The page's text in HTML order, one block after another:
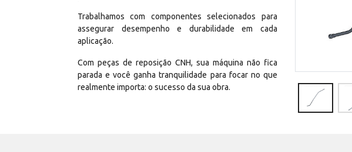
Trabalhamos com componentes selecionados para
assegurar desempenho e durabilidade em cada
aplicação.
Com peças de reposição CNH, sua máquina não fica
parada e você ganha tranquilidade para focar no que
realmente importa: o sucesso da sua obra.